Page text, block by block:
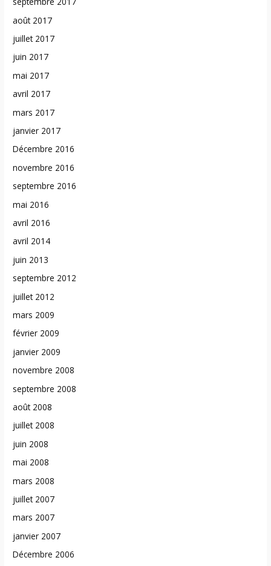
août 2017
juillet 2017
juin 2017
mai 2017
avril 2017
mars 2017
janvier 2017
Décembre 2016
novembre 2016
septembre 2016
mai 2016
avril 2016
avril 2014
juin 2013
septembre 2012
juillet 2012
mars 2009
février 2009
janvier 2009
novembre 2008
septembre 2008
août 2008
juillet 2008
juin 2008
mai 2008
mars 2008
juillet 2007
mars 2007
janvier 2007
Décembre 2006